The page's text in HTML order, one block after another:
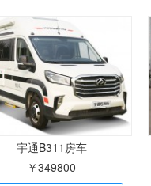
宇通B311房车
￥349800